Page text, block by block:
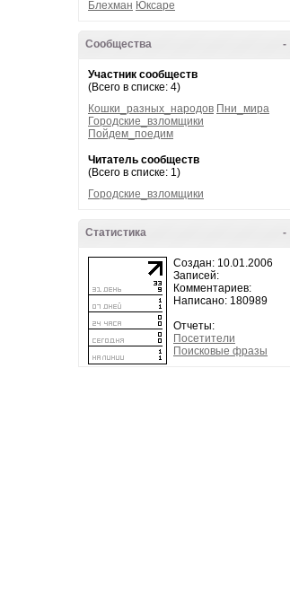
Блехман Юксаре
-
Сообщества
Участник сообществ
(Всего в списке: 4)
Кошки_разных_народов Пни_мира
Городские_взломщики
Пойдем_поедим
Читатель сообществ
(Всего в списке: 1)
Городские_взломщики
-
Статистика
Создан: 10.01.2006
Записей:
Комментариев:
Написано: 180989
Отчеты:
Посетители
Поисковые фразы